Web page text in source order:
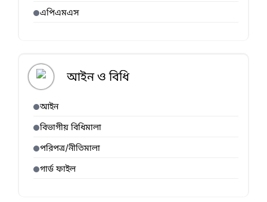
এপিএমএস
আইন ও বিধি
আইন
বিভাগীয় বিধিমালা
পরিপত্র/নীতিমালা
গার্ড ফাইল